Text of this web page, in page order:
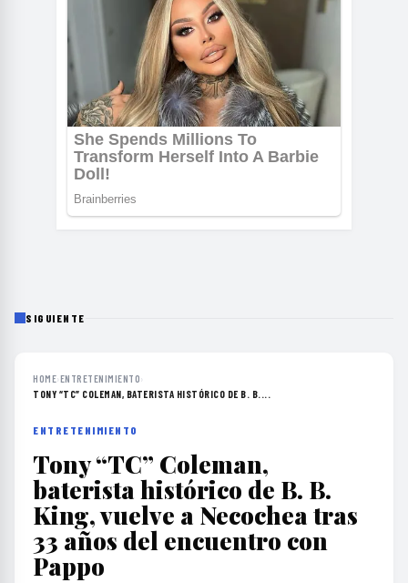
SIGUIENTE
HOME›ENTRETENIMIENTO›
TONY “TC” COLEMAN, BATERISTA HISTÓRICO DE B. B....
ENTRETENIMIENTO
Tony “TC” Coleman,
baterista histórico de B. B.
King, vuelve a Necochea tras
33 años del encuentro con
Pappo